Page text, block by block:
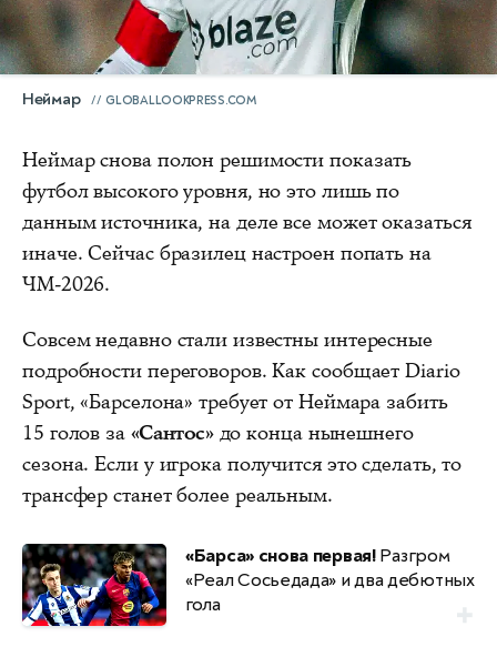
Неймар GLOBALLOOKPRESS.COM
Неймар снова полон решимости показать
футбол высокого уровня, но это лишь по
данным источника, на деле все может оказаться
иначе. Сейчас бразилец настроен попать на
ЧМ-2026.
Совсем недавно стали известны интересные
подробности переговоров. Как сообщает Diario
Sport, «Барселона» требует от Неймара забить
15 голов за «Сантос»до конца нынешнего
сезона. Если у игрока получится это сделать, то
трансфер станет более реальным.
«Барса» снова первая!Разгром
«Реал Сосьедада» и два дебютных
гола